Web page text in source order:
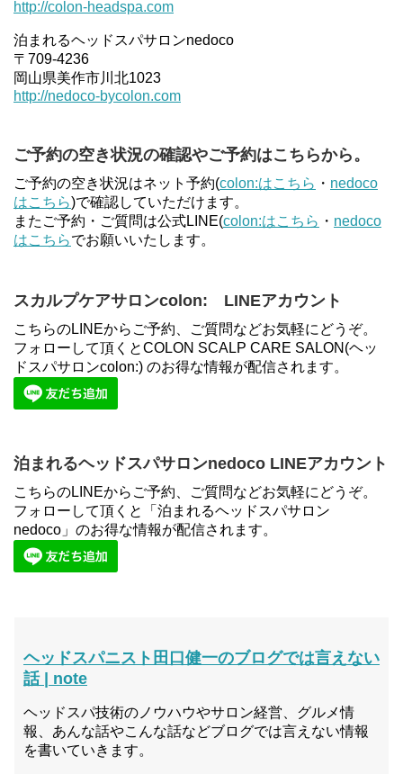
http://colon-headspa.com
泊まれるヘッドスパサロンnedoco
〒709-4236
岡山県美作市川北1023
http://nedoco-bycolon.com
ご予約の空き状況の確認やご予約はこちらから。
ご予約の空き状況はネット予約(colon:はこちら ・ nedoco
はこちら)で確認していただけます。
またご予約・ご質問は公式LINE(colon:はこちら ・ nedoco
はこちらでお願いいたします。
スカルプケアサロンcolon: LINEアカウント
こちらのLINEからご予約、ご質問などお気軽にどうぞ。
フォローして頂くとCOLON SCALP CARE SALON(ヘッ
ドスパサロンcolon:) のお得な情報が配信されます。
泊まれるヘッドスパサロンnedoco LINEアカウント
こちらのLINEからご予約、ご質問などお気軽にどうぞ。
フォローして頂くと「泊まれるヘッドスパサロン
nedoco」のお得な情報が配信されます。
ヘッドスパニスト田口健一のブログでは言えない
話 | note
ヘッドスパ技術のノウハウやサロン経営、グルメ情
報、あんな話やこんな話などブログでは言えない情報
を書いていきます。